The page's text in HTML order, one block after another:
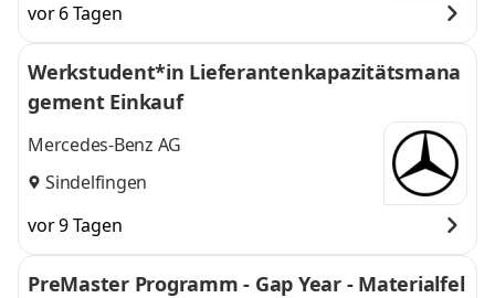
vor 6 Tagen
Werkstudent*in Lieferantenkapazitätsmana
gement Einkauf
Mercedes-Benz AG
Sindelfingen
vor 9 Tagen
PreMaster Programm - Gap Year - Materialfel